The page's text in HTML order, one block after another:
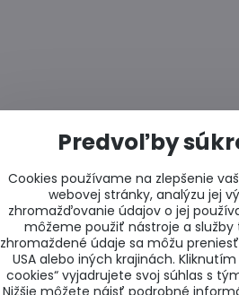
Predvoľby
Cookies používame na zlepšenie
webovej stránky, analýzu jej
zhromažďovanie údajov o jej
môžeme použiť nástroje a
zhromaždené údaje sa môžu
USA alebo iných krajinách.
cookies“ vyjadrujete svoj súhlas s
Nižšie môžete nájsť podrobné